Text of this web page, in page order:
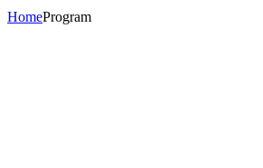
HomeProgram